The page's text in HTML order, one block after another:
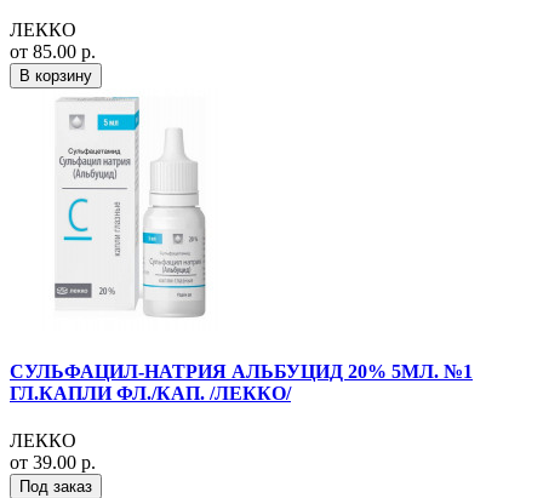
ЛЕККО
от 85.00 р.
В корзину
СУЛЬФАЦИЛ-НАТРИЯ АЛЬБУЦИД 20% 5МЛ. №1
ГЛ.КАПЛИ ФЛ./КАП. /ЛЕККО/
ЛЕККО
от 39.00 р.
Под заказ